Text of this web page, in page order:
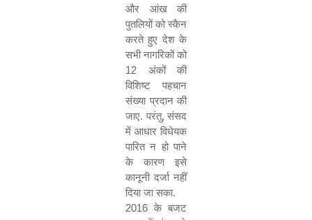
और आंख की
पुतलियों को स्कैन
करते हुए देश के
सभी नागरिकों को
12 अंकों की
विशिष्ट पहचान
संख्या प्रदान की
जाए. परंतु, संसद
में आधार विधेयक
पारित न हो पाने
के कारण इसे
कानूनी दर्जा नहीं
दिया जा सका.
2016 के बजट